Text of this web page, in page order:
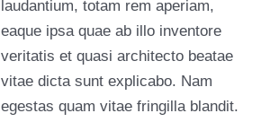
laudantium, totam rem aperiam,
eaque ipsa quae ab illo inventore
veritatis et quasi architecto beatae
vitae dicta sunt explicabo. Nam
egestas quam vitae fringilla blandit.